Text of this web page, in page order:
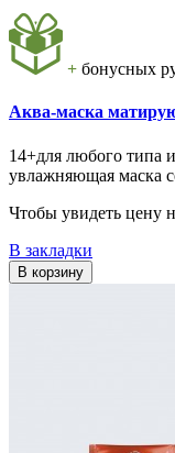
+ бонусных
Аква-маска
14+для любого типа
увлажняющая маска
Чтобы увидеть цену
В закладки
В корзину